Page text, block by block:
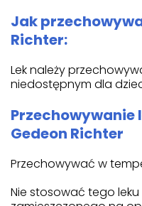
Jak
Richter:
Lek należy
niedostępnym dla
Przechowywanie
Gedeon Richter
Przechowywać w
Nie stosować tego